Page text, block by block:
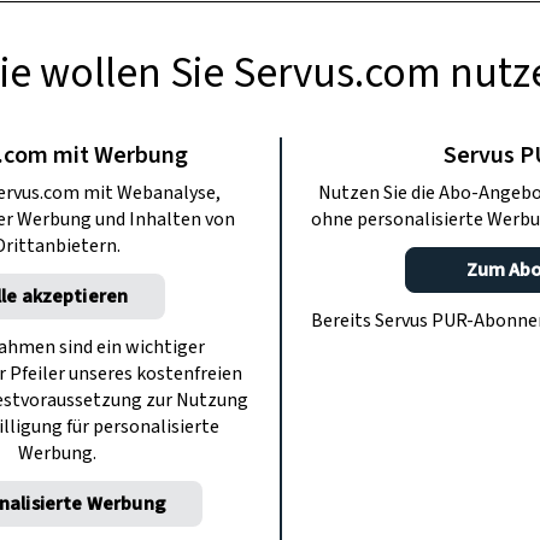
Die
Radtouren
wohin man blickt. Im Burgenland
Mission. Wir stellen die schönsten
Burgenland vor.
wollen Sie Servus.com
mit Werbung
mit Webanalyse,
Werbung und Inhalten von
akzeptieren
sind ein wichtiger
unseres kostenfreien
zur Nutzung
für personalisierte
Werbung.
Werbung
Servus
Nutzen Sie die Abo-
ohne personalisierte
Zum
Bereits Servus PUR-